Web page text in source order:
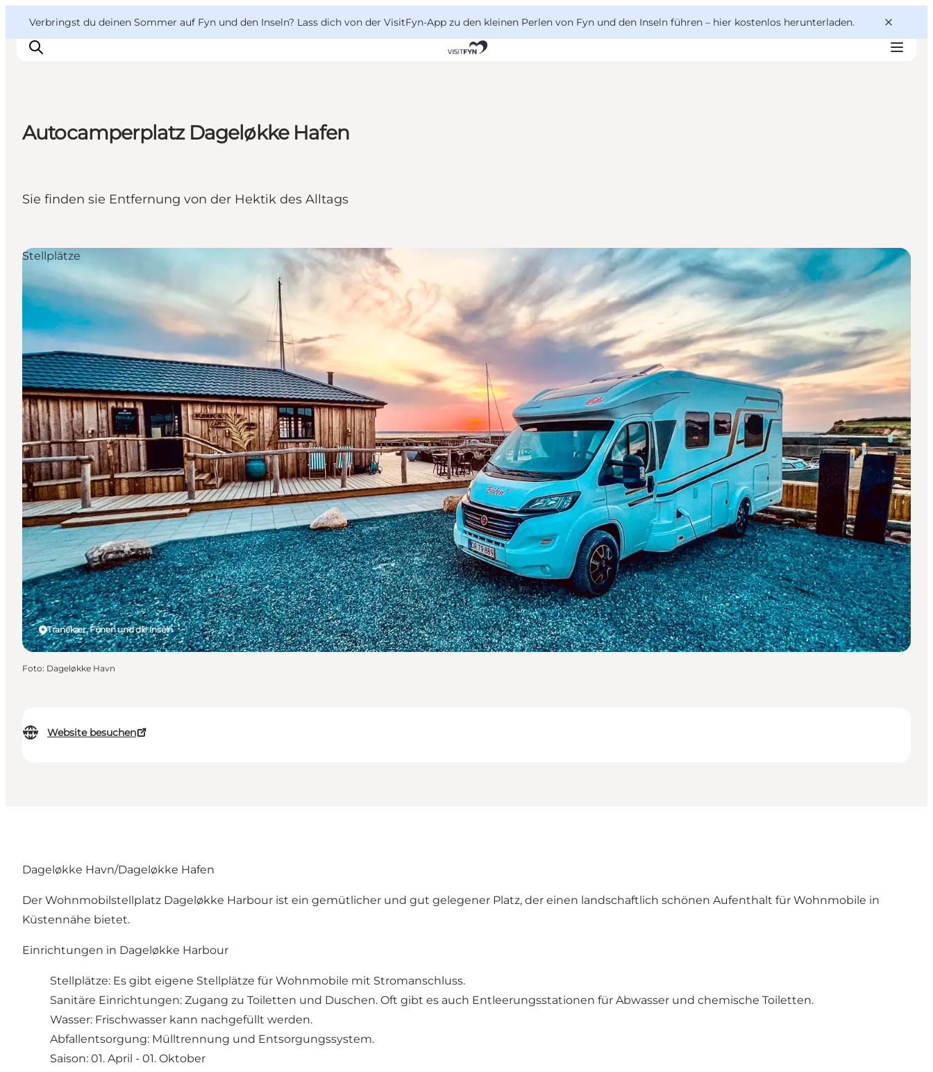
Verbringst du deinen Sommer auf Fyn und den Inseln? Lass dich von der VisitFyn-App zu den kleinen Perlen von Fyn und den Inseln führen – hier kostenlos herunterladen.
Essen & trinken
VisitFyn
Deutsch
Autocamperplatz Dageløkke Hafen
Sie finden sie Entfernung von der Hektik des Alltags
Website besuchen
Tranekær, Fünen und die Inseln
Stellplätze
Foto: Dageløkke Havn
Dageløkke Havn/Dageløkke Hafen
Der Wohnmobilstellplatz Dageløkke Harbour ist ein gemütlicher und gut gelegener Platz, der einen landschaftlich schönen Aufenthalt für Wohnmobile in
Küstennähe bietet.
Einrichtungen in Dageløkke Harbour
Stellplätze: Es gibt eigene Stellplätze für Wohnmobile mit Stromanschluss.
Sanitäre Einrichtungen: Zugang zu Toiletten und Duschen. Oft gibt es auch Entleerungsstationen für Abwasser und chemische Toiletten.
Wasser: Frischwasser kann nachgefüllt werden.
Abfallentsorgung: Mülltrennung und Entsorgungssystem.
Saison: 01. April - 01. Oktober